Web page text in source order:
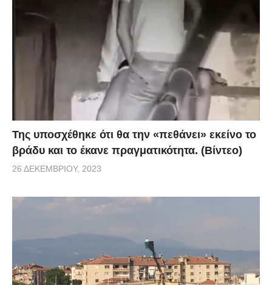
Της υποσχέθηκε ότι θα την «πεθάνει» εκείνο το
βράδυ και το έκανε πραγματικότητα. (Βίντεο)
26 ΔΕΚΕΜΒΡΊΟΥ, 2023